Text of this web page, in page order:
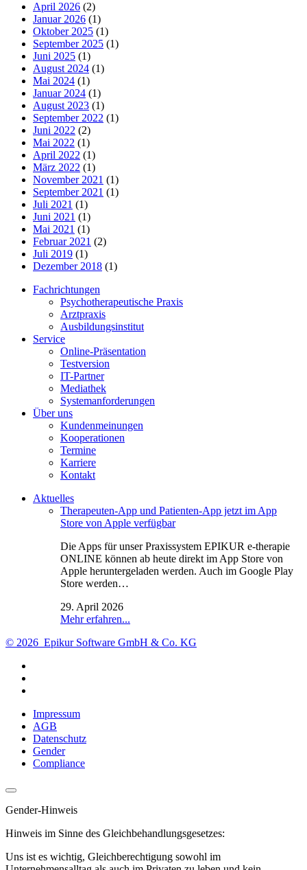
April 2026 (2)
Januar 2026 (1)
Oktober 2025 (1)
September 2025 (1)
Juni 2025 (1)
August 2024 (1)
Mai 2024 (1)
Januar 2024 (1)
August 2023 (1)
September 2022 (1)
Juni 2022 (2)
Mai 2022 (1)
April 2022 (1)
März 2022 (1)
November 2021 (1)
September 2021 (1)
Juli 2021 (1)
Juni 2021 (1)
Mai 2021 (1)
Februar 2021 (2)
Juli 2019 (1)
Dezember 2018 (1)
Fachrichtungen
Psychotherapeutische Praxis
Arztpraxis
Ausbildungsinstitut
Service
Online-Präsentation
Testversion
IT-Partner
Mediathek
Systemanforderungen
Über uns
Kundenmeinungen
Kooperationen
Termine
Karriere
Kontakt
Aktuelles
Therapeuten-App und Patienten-App jetzt im App
Store von Apple verfügbar
Die Apps für unser Praxissystem EPIKUR e-therapie
ONLINE können ab heute direkt im App Store von
Apple heruntergeladen werden. Auch im Google Play
Store werden…
29. April 2026
Mehr erfahren...
© 2026 Epikur Software GmbH & Co. KG
Impressum
AGB
Datenschutz
Gender
Compliance
Gender-Hinweis
Hinweis im Sinne des Gleichbehandlungsgesetzes:
Uns ist es wichtig, Gleichberechtigung sowohl im